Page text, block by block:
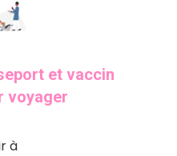
et vaccin
voyager
à